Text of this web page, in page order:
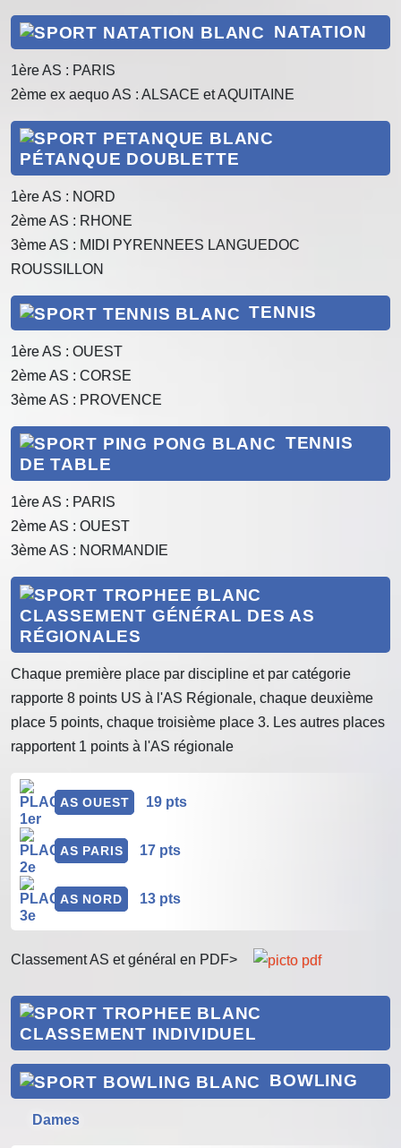
NATATION
1ère AS : PARIS
2ème ex aequo AS : ALSACE et AQUITAINE
PÉTANQUE DOUBLETTE
1ère AS : NORD
2ème AS : RHONE
3ème AS : MIDI PYRENNEES LANGUEDOC
ROUSSILLON
TENNIS
1ère AS : OUEST
2ème AS : CORSE
3ème AS : PROVENCE
TENNIS
DE TABLE
1ère AS : PARIS
2ème AS : OUEST
3ème AS : NORMANDIE
CLASSEMENT GÉNÉRAL DES AS
RÉGIONALES
Chaque première place par discipline et par catégorie
rapporte 8 points US à l'AS Régionale, chaque deuxième
place 5 points, chaque troisième place 3. Les autres places
rapportent 1 points à l'AS régionale
AS OUEST 19 pts
AS PARIS 17 pts
AS NORD 13 pts
Classement AS et général en PDF>
CLASSEMENT INDIVIDUEL
BOWLING
Dames